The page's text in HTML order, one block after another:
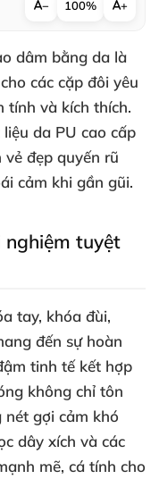
− 100% +
dâm bằng da là
các cặp đôi yêu
tính và kích thích.
da PU cao cấp
đẹp quyến rũ
cảm khi gần gũi.
nghiệm tuyệt
tay, khóa đùi,
đến sự hoàn
tinh tế kết hợp
không chỉ tôn
nét gợi cảm khó
dây xích và các
mẽ, cá tính cho